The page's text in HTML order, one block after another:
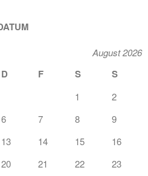
August 2026
D F S S
1
2
6 7 8
9
13 14 15
16
20 21 22 23